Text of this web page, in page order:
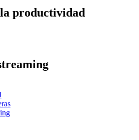
productividad